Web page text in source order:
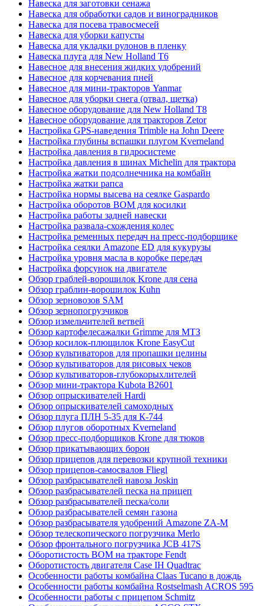
Навеска для заготовки сенажа
Навеска для обработки садов и виноградников
Навеска для посева травосмесей
Навеска для уборки капусты
Навеска для укладки рулонов в пленку
Навеска плуга для New Holland T6
Навесное для внесения жидких удобрений
Навесное для корчевания пней
Навесное для мини-тракторов Yanmar
Навесное для уборки снега (отвал, щетка)
Навесное оборудование для New Holland T8
Навесное оборудование для тракторов Zetor
Настройка GPS-наведения Trimble на John Deere
Настройка глубины вспашки плугом Kverneland
Настройка давления в гидросистеме
Настройка давления в шинах Michelin для трактора
Настройка жатки подсолнечника на комбайн
Настройка жатки рапса
Настройка нормы высева на сеялке Gaspardo
Настройка оборотов ВОМ для косилки
Настройка работы задней навески
Настройка развала-схождения колес
Настройка ременных передач на пресс-подборщике
Настройка сеялки Amazone ED для кукурузы
Настройка уровня масла в коробке передач
Настройка форсунок на двигателе
Обзор граблей-ворошилок Krone для сена
Обзор граблин-ворошилок Kuhn
Обзор зерновозов SAM
Обзор зернопогрузчиков
Обзор измельчителей ветвей
Обзор картофелесажалки Grimme для МТЗ
Обзор косилок-плющилок Krone EasyCut
Обзор культиваторов для пропашки целины
Обзор культиваторов для рисовых чеков
Обзор культиваторов-глубокорыхлителей
Обзор мини-трактора Kubota B2601
Обзор опрыскивателей Hardi
Обзор опрыскивателей самоходных
Обзор плуга ПЛН 5-35 для К-744
Обзор плугов оборотных Kverneland
Обзор пресс-подборщиков Krone для тюков
Обзор прикатывающих борон
Обзор прицепов для перевозки крупной техники
Обзор прицепов-самосвалов Fliegl
Обзор разбрасывателей навоза Joskin
Обзор разбрасывателей песка на прицеп
Обзор разбрасывателей песка/соли
Обзор разбрасывателей семян газона
Обзор разбрасывателя удобрений Amazone ZA-M
Обзор телескопического погрузчика Merlo
Обзор фронтального погрузчика JCB 417S
Оборотистость ВОМ на тракторе Fendt
Оборотистость двигателя Case IH Quadtrac
Особенности работы комбайна Claas Tucano в дождь
Особенности работы комбайна Rostselmash ACROS 595
Особенности работы с прицепом Schmitz